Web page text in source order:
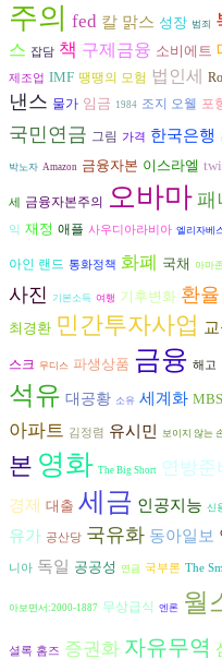
주의 fed 칼 맑스 성장 범죄
스 잡담 책 구제금융 소비에트
제조업 IMF 땡땡의 모험 법인세
낸스 물가 임금 1984 조지 오웰 포
국민연금 그림 가격 한국은행
박노자 Amazon 금융자본 이스라엘
세 금융자본주의 오바마 패
익 재정 애플 사우디아라비아 엘리자베
아인 랜드 통화정책 화폐 국채 아마
사진 기본소득 여행 기후변화 환율
최경환 민간투자사업
스크 무디스 파생상품 금융 해고
석유 대공황 소유 세계화 MBS
아파트 김정렴 유시민 보이지 않는
본 영화 The Big Short 연방준
경제 대출 세금 인공지능 신
유가 공산당 국유화 동아일보
니아 독일 공공성 연금 국부론 The
아보면서:2000-1887 무상급식 엔론 월
셜록 홈즈 증권화 자유무역